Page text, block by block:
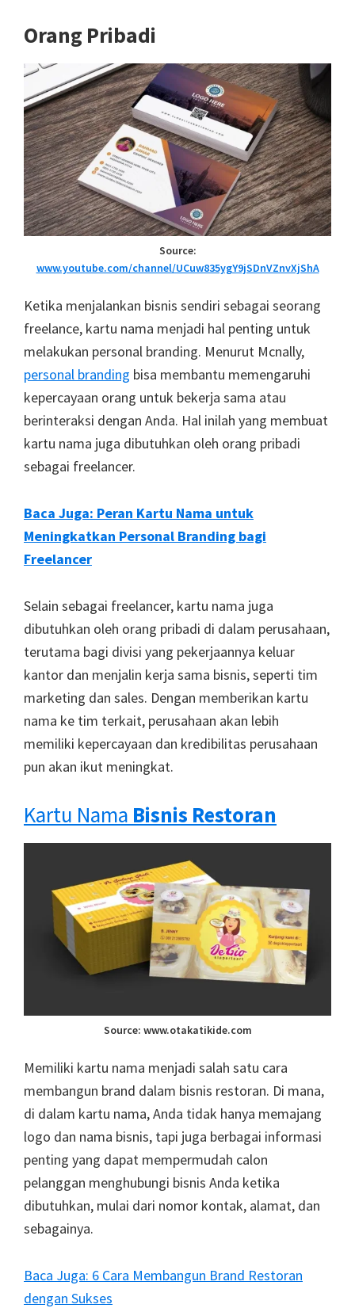
Orang Pribadi
Source:
www.youtube.com/channel/UCuw835ygY9jSDnVZnvXjShA
Ketika menjalankan bisnis sendiri sebagai seorang
freelance, kartu nama menjadi hal penting untuk
melakukan personal branding. Menurut Mcnally,
personal branding bisa membantu memengaruhi
kepercayaan orang untuk bekerja sama atau
berinteraksi dengan Anda. Hal inilah yang membuat
kartu nama juga dibutuhkan oleh orang pribadi
sebagai freelancer.
Baca Juga: Peran Kartu Nama untuk
Meningkatkan Personal Branding bagi
Freelancer
Selain sebagai freelancer, kartu nama juga
dibutuhkan oleh orang pribadi di dalam perusahaan,
terutama bagi divisi yang pekerjaannya keluar
kantor dan menjalin kerja sama bisnis, seperti tim
marketing dan sales. Dengan memberikan kartu
nama ke tim terkait, perusahaan akan lebih
memiliki kepercayaan dan kredibilitas perusahaan
pun akan ikut meningkat.
Kartu Nama Bisnis Restoran
Source: www.otakatikide.com
Memiliki kartu nama menjadi salah satu cara
membangun brand dalam bisnis restoran. Di mana,
di dalam kartu nama, Anda tidak hanya memajang
logo dan nama bisnis, tapi juga berbagai informasi
penting yang dapat mempermudah calon
pelanggan menghubungi bisnis Anda ketika
dibutuhkan, mulai dari nomor kontak, alamat, dan
sebagainya.
Baca Juga: 6 Cara Membangun Brand Restoran
dengan Sukses